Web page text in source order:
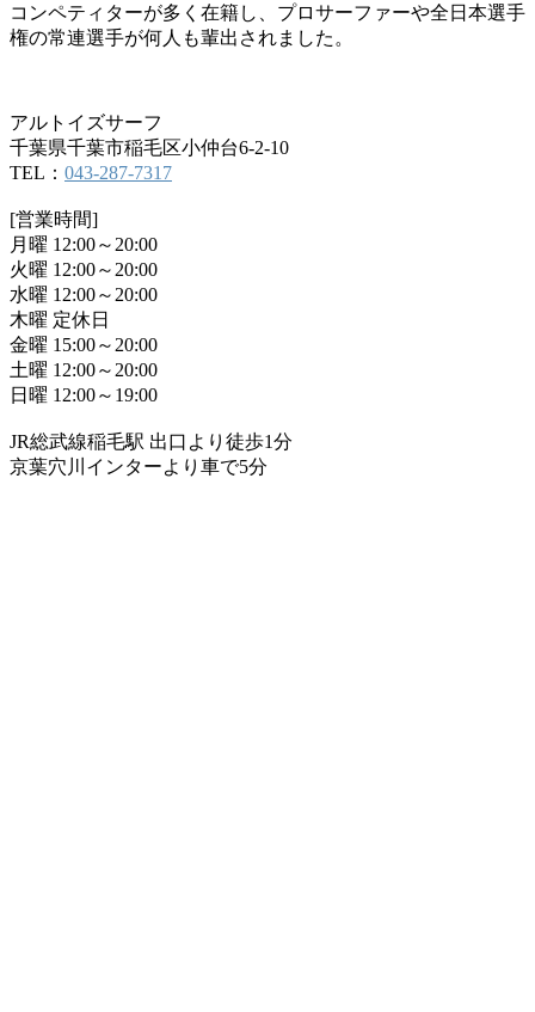
コンペティターが多く在籍し、プロサーファーや全日本選手
権の常連選手が何人も輩出されました。
アルトイズサーフ
千葉県千葉市稲毛区小仲台6-2-10
TEL： 043-287-7317
[営業時間]
月曜 12:00～20:00
火曜 12:00～20:00
水曜 12:00～20:00
木曜 定休日
金曜 15:00～20:00
土曜 12:00～20:00
日曜 12:00～19:00
JR総武線稲毛駅 出口より徒歩1分
京葉穴川インターより車で5分